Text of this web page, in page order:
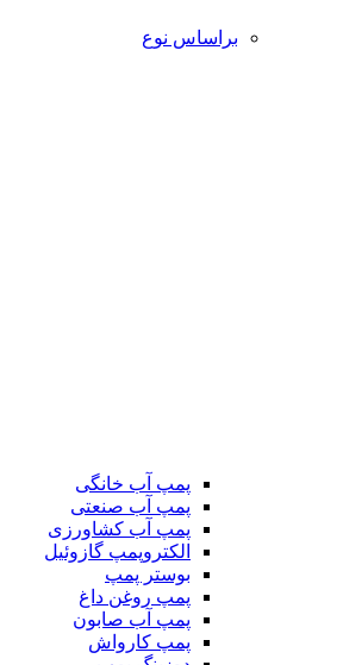
براساس نوع
پمپ آب خانگی
پمپ آب صنعتی
پمپ آب کشاورزی
الکتروپمپ گازوئیل
بوستر پمپ
پمپ روغن داغ
پمپ آب صابون
پمپ کارواش